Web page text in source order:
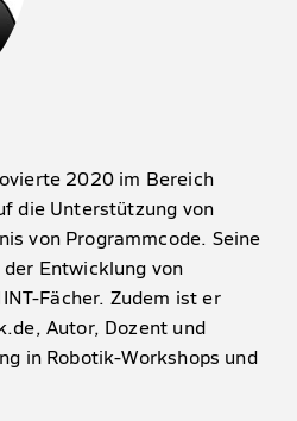
2020 im Bereich
die Unterstützung von
von Programmcode. Seine
Entwicklung von
Fächer. Zudem ist er
Autor, Dozent und
in Robotik-Workshops und